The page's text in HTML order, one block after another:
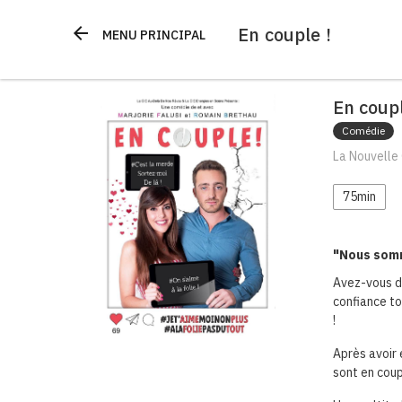
arrow_back MENU PRINCIPAL En couple !
En
Comédie
La
75min
"Nous
Avez-vous
confiance
!
Après avoir
sont en